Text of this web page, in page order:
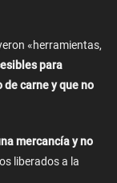
«herramientas,
para
carne y que no
mercancía y no
liberados a la